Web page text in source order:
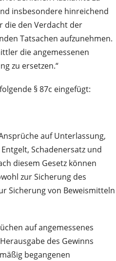
insbesondere hinreichend
die den Verdacht der
Tatsachen aufzunehmen.
die angemessenen
zu ersetzen.“
§ 87c eingefügt:
auf Unterlassung,
Schadenersatz und
diesem Gesetz können
zur Sicherung des
Sicherung von Beweismitteln
auf angemessenes
des Gewinns
begangenen